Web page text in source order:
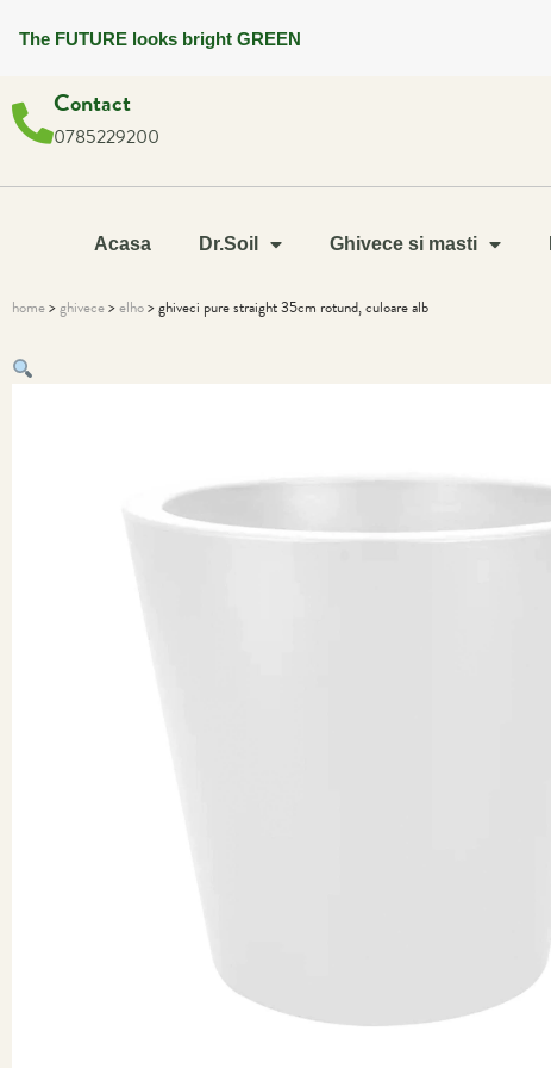
The FUTURE looks bright GREEN
Contact
0785229200
Acasa Dr.Soil Ghivece si masti
home>ghivece>elho> ghiveci pure straight 35cm rotund, culoare alb